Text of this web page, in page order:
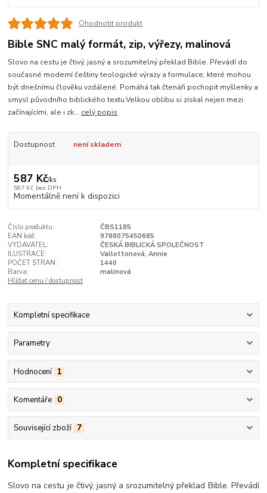
Ohodnotit produkt
Bible SNC malý formát, zip, výřezy, malinová
Slovo na cestu je čtivý, jasný a srozumitelný překlad Bible. Převádí do
současné moderní češtiny teologické výrazy a formulace, které mohou
být dnešnímu člověku vzdálené. Pomáhá tak čtenáři pochopit myšlenky a
smysl původního biblického textu.Velkou oblibu si získal nejen mezi
začínajícími, ale i zk... celý popis
Dostupnost není skladem
587 Kč/ks
587 Kč bez DPH
Momentálně není k dispozici
Číslo produktu:
ČBS1185
EAN kód:
9788075450685
VYDAVATEL:
ČESKÁ BIBLICKÁ SPOLEČNOST
ILUSTRACE:
Vallottonová, Annie
POČET STRAN:
1440
Barva:
malinová
Hlídat cenu / dostupnost
Kompletní specifikace
Parametry
Hodnocení 1
Komentáře 0
Související zboží 7
Kompletní specifikace
Slovo na cestu je čtivý, jasný a srozumitelný překlad Bible. Převádí